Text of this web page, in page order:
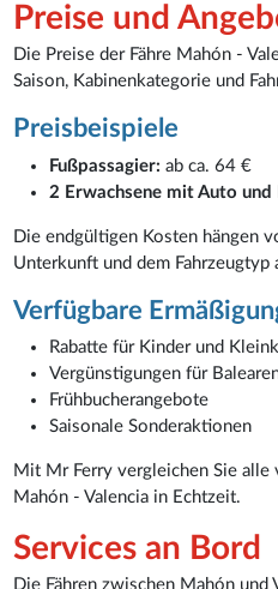
Preise und
Die Preise der Fähre Mahón -
Saison, Kabinenkategorie und
Preisbeispiele
Fußpassagier: ab ca. 64 €
2 Erwachsene mit Auto und
Die endgültigen Kosten hängen
Unterkunft und dem Fahrzeugtyp
Verfügbare
Rabatte für Kinder und
Vergünstigungen für
Frühbucherangebote
Saisonale Sonderaktionen
Mit Mr Ferry vergleichen Sie alle
Mahón - Valencia in Echtzeit.
Services an Bord
Die Fähren zwischen Mahón und